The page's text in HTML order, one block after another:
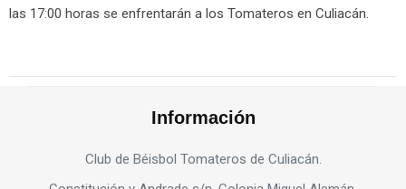
las 17:00 horas se enfrentarán a los Tomateros en Culiacán.
Información
Club de Béisbol Tomateros de Culiacán.